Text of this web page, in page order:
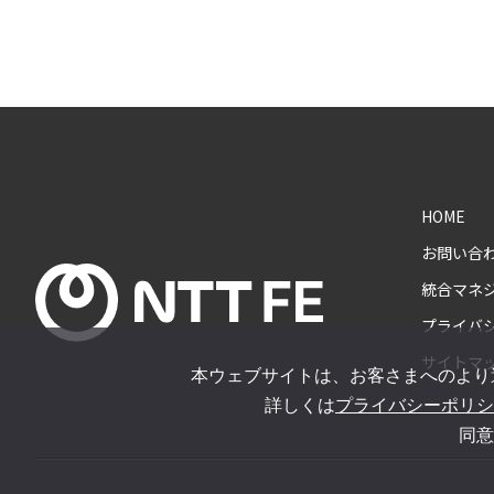
HOME
お問い合
統合マネ
プライバ
サイトマ
本ウェブサイトは、お客さまへのよ
詳しくはプライバシーポリ
同